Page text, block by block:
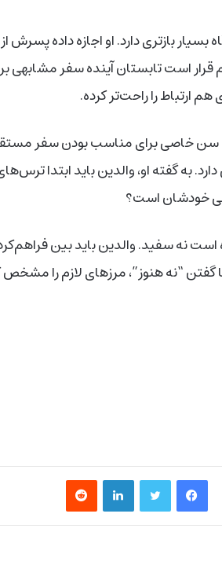
سفر کند. دختر 15 ساله‌اش هم قرار است تابستان
ارتباط را راحت‌تر کرده.
سن خاصی برای مناسب بودن سفر
به گفته او، والدین باید ابتدا
خودشان است؟
است نه سفید. والدین باید بین
گفتن “نه هنوز”، مرزهای لازم را مشخص
فیس بوک توییتر لینکدین‫رددیت